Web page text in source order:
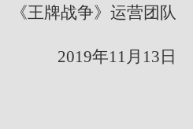
《王牌战争》运营团队
2019年11月13日